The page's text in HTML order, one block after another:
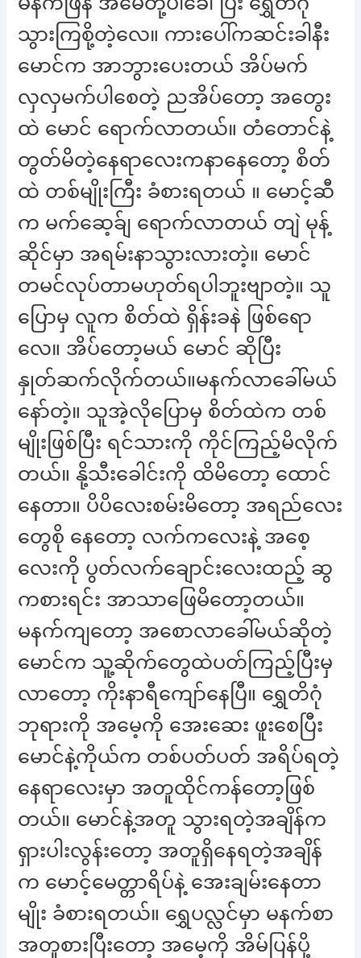
သွားကြစို့တဲ့လေ။ ကားပေါ်ကဆင်းခါနီး
မောင်က အာဘွားပေးတယ် အိပ်မက်
လှလှမက်ပါစေတဲ့ ညအိပ်တော့ အတွေး
ထဲ မောင် ရောက်လာတယ်။ တံတောင်နဲ့
တွတ်မိတဲ့နေရာလေးကနာနေတော့ စိတ်
ထဲ တစ်မျိုးကြီး ခံစားရတယ် ။ မောင့်ဆီ
က မက်ဆေ့ခ်ျ ရောက်လာတယ် တျဲ မုန့်
ဆိုင်မှာ အရမ်းနာသွားလားတဲ့။ မောင်
တမင်လုပ်တာမဟုတ်ရပါဘူးဗျာတဲ့။ သူ
ပြောမှ လူက စိတ်ထဲ ရှိန်းခနဲ ဖြစ်ရော
လေ။ အိပ်တော့မယ် မောင် ဆိုပြီး
နှုတ်ဆက်လိုက်တယ်။မနက်လာခေါ်မယ်
နော်တဲ့။ သူအဲ့လိုပြောမှ စိတ်ထဲက တစ်
မျိုးဖြစ်ပြီး ရင်သားကို ကိုင်ကြည့်မိလိုက်
တယ်။ နို့သီးခေါင်းကို ထိမိတော့ ထောင်
နေတာ။ ပိပိလေးစမ်းမိတော့ အရည်လေး
တွေစို နေတော့ လက်ကလေးနဲ့ အစေ့
လေးကို ပွတ်လက်ချောင်းလေးထည့် ဆွ
ကစားရင်း အာသာဖြေမိတော့တယ်။
မနက်ကျတော့ အစောလာခေါ်မယ်ဆိုတဲ့
မောင်က သူ့ဆိုက်တွေထဲပတ်ကြည့်ပြီးမှ
လာတော့ ကိုးနာရီကျော်နေပြီ။ ရွှေတိဂုံ
ဘုရားကို အမေ့ကို အေးဆေး ဖူးစေပြီး
မောင်နဲ့ကိုယ်က တစ်ပတ်ပတ် အရိပ်ရတဲ့
နေရာလေးမှာ အတူထိုင်ကန်တော့ဖြစ်
တယ်။ မောင်နဲ့အတူ သွားရတဲ့အချိန်က
ရှားပါးလွန်းတော့ အတူရှိနေရတဲ့အချိန်
က မောင့်မေတ္တာရိပ်နဲ့ အေးချမ်းနေတာ
မျိုး ခံစားရတယ်။ ရွှေပလ္လင်မှာ မနက်စာ
အတူစားပြီးတော့ အမေ့ကို အိမ်ပြန်ပို့